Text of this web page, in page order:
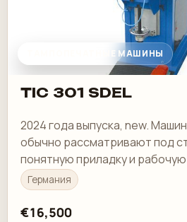
ТАМПОПЕЧАТНЫЕ МАШИНЫ
TIC 301 SDEL
2024 года выпуска, new.
обычно рассматривают под
понятную приладку и рабочую
Германия
€16,500